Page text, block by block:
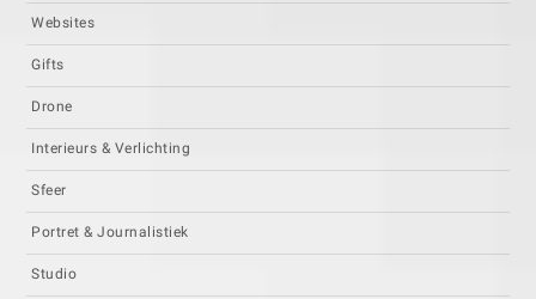
Websites
Gifts
Drone
Interieurs & Verlichting
Sfeer
Portret & Journalistiek
Studio